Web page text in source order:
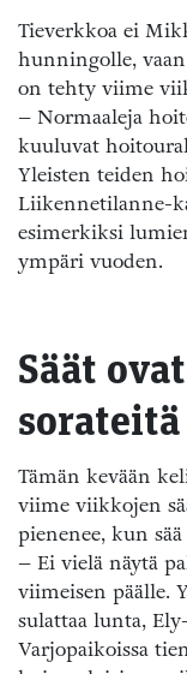
Tieverkkoa ei
hunningolle,
on tehty viime
– Normaaleja
kuuluvat
Yleisten teiden
Liikennetilanne-
esimerkiksi
ympäri vuoden.
Säät
sorateitä
Tämän kevään
viime viikkojen
pienenee, kun
– Ei vielä näytä
viimeisen päälle.
sulattaa lunta,
Varjopaikoissa